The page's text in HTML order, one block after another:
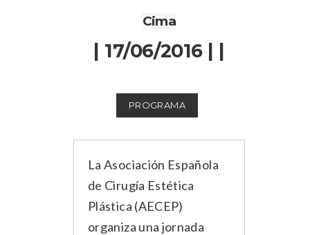
Cima
| 17/06/2016 | |
PROGRAMA
La Asociación Española
de Cirugía Estética
Plástica (AECEP)
organiza una jornada